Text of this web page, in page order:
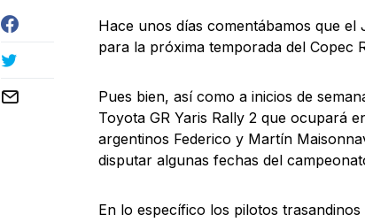
Hace unos días comentábamos que
para la próxima temporada del Copec
Pues bien, así como a inicios de
Toyota GR Yaris Rally 2 que ocupará
argentinos Federico y Martín
disputar algunas fechas del
En lo específico los pilotos